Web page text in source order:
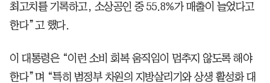
최고치를 기록하고, 소상공인 중 55.8%가 매출이 늘었다고
한다”고 했다.
이 대통령은 “이런 소비 회복 움직임이 멈추지 않도록 해야
한다”며 “특히 범정부 차원의 지방살리기와 상생 활성화 대